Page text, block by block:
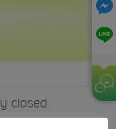
closed.